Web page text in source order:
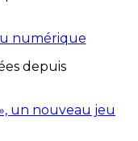
numérique
depuis
un nouveau jeu